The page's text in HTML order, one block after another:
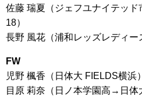
佐藤 瑞夏（ジェフユナイテッ
18）
長野 風花（浦和レッズレディー
FW
児野 楓香（日体大 FIELDS横浜）
目原 莉奈（日ノ本学園高→日体